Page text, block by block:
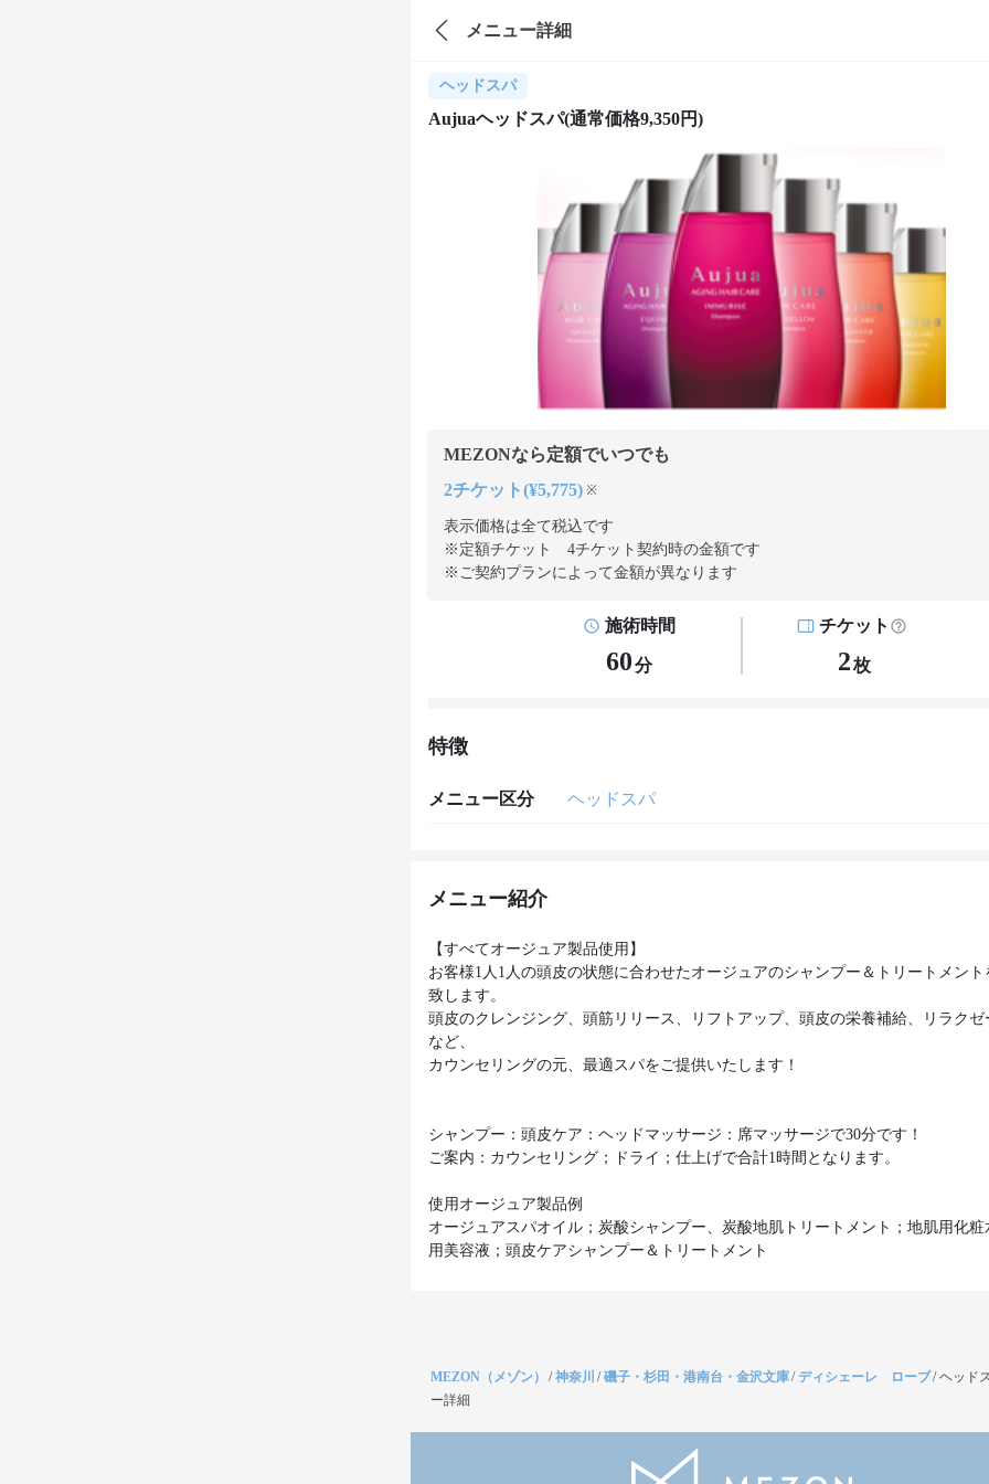
メニュー詳細
ヘッドスパ
Aujuaヘッドスパ(通常価格9,350円)
MEZONなら定額でいつでも
2チケット(¥5,775) ※
表示価格は全て税込です
※定額チケット 4チケット契約時の金額です
※ご契約プランによって金額が異なります
施術時間
60分
チケット
2枚
特徴
メニュー区分 ヘッドスパ
メニュー紹介
【すべてオージュア製品使用】
お客様1人1人の頭皮の状態に合わせたオージュアのシャンプー＆トリートメント
致します。
頭皮のクレンジング、頭筋リリース、リフトアップ、頭皮の栄養補給、リラクゼ
など、
カウンセリングの元、最適スパをご提供いたします！
シャンプー：頭皮ケア：ヘッドマッサージ：席マッサージで30分です！
ご案内：カウンセリング；ドライ；仕上げで合計1時間となります。
使用オージュア製品例
オージュアスパオイル；炭酸シャンプー、炭酸地肌トリートメント；地肌用化粧
MEZON（メゾン） /神奈川 /磯子・杉田・港南台・金沢文庫/ディシェーレ ローブ/ヘッド
ー詳細